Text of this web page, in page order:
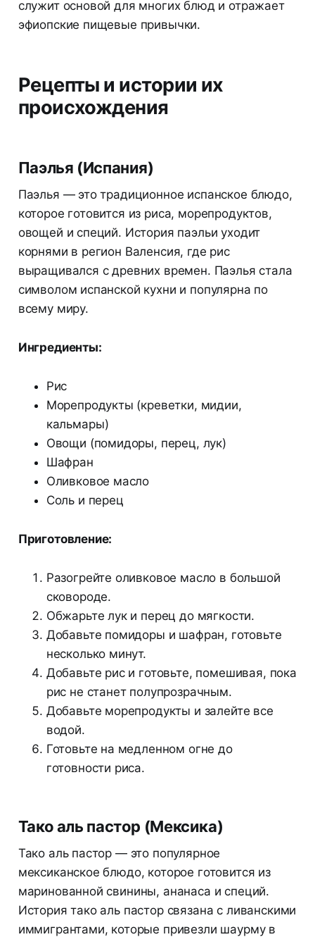
служит основой для многих блюд и отражает
эфиопские пищевые привычки.
Рецепты и истории их
происхождения
Паэлья (Испания)
Паэлья — это традиционное испанское блюдо,
которое готовится из риса, морепродуктов,
овощей и специй. История паэльи уходит
корнями в регион Валенсия, где рис
выращивался с древних времен. Паэлья стала
символом испанской кухни и популярна по
всему миру.
Ингредиенты:
Рис
Морепродукты (креветки, мидии,
кальмары)
Овощи (помидоры, перец, лук)
Шафран
Оливковое масло
Соль и перец
Приготовление:
Разогрейте оливковое масло в большой
сковороде.
Обжарьте лук и перец до мягкости.
Добавьте помидоры и шафран, готовьте
несколько минут.
Добавьте рис и готовьте, помешивая, пока
рис не станет полупрозрачным.
Добавьте морепродукты и залейте все
водой.
Готовьте на медленном огне до
готовности риса.
Тако аль пастор (Мексика)
Тако аль пастор — это популярное
мексиканское блюдо, которое готовится из
маринованной свинины, ананаса и специй.
История тако аль пастор связана с ливанскими
иммигрантами, которые привезли шаурму в